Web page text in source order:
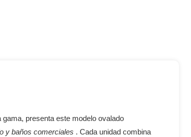
gama, presenta este modelo ovalado
y baños comerciales . Cada unidad combina